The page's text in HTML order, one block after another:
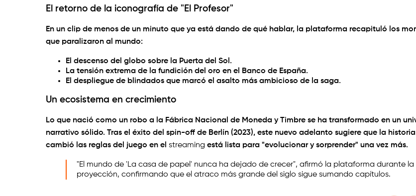
El retorno de la iconografía de "El Profesor"
En un clip de menos de un minuto que ya está dando de qué hablar, la plataforma recapituló los
que paralizaron al mundo:
El descenso del globo sobre la Puerta del Sol.
La tensión extrema de la fundición del oro en el Banco de España.
El despliegue de blindados que marcó el asalto más ambicioso de la saga.
Un ecosistema en crecimiento
Lo que nació como un robo a la Fábrica Nacional de Moneda y Timbre se ha transformado en un
narrativo sólido. Tras el éxito del spin-off de Berlín (2023), este nuevo adelanto sugiere que la
cambió las reglas del juego en el streaming está lista para "evolucionar y sorprender" una vez más.
"El mundo de 'La casa de papel' nunca ha dejado de crecer", afirmó la plataforma durante la
proyección, confirmando que el atraco más grande del siglo sigue sumando capítulos.